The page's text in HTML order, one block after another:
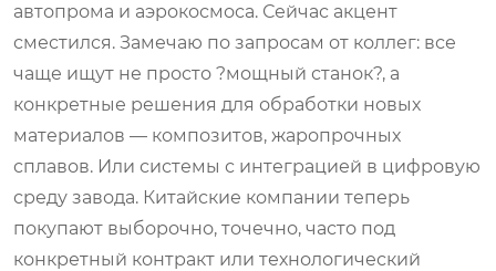
автопрома и аэрокосмоса. Сейчас акцент
сместился. Замечаю по запросам от коллег: все
чаще ищут не просто ?мощный станок?, а
конкретные решения для обработки новых
материалов — композитов, жаропрочных
сплавов. Или системы с интеграцией в цифровую
среду завода. Китайские компании теперь
покупают выборочно, точечно, часто под
конкретный контракт или технологический